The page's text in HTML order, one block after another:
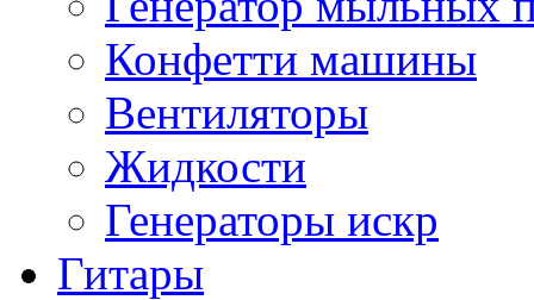
Конфетти машины
Вентиляторы
Жидкости
Генераторы искр
Гитары